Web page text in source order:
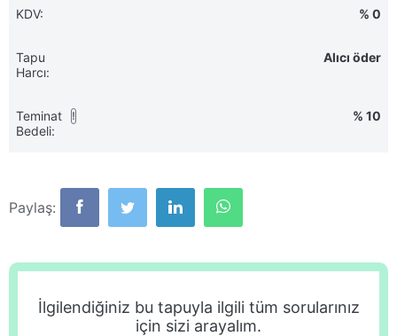
KDV: % 0
Tapu
Harcı:
Alıcı öder
Teminat
Bedeli:
! % 10
Paylaş:
İlgilendiğiniz bu tapuyla ilgili tüm sorularınız
için sizi arayalım.